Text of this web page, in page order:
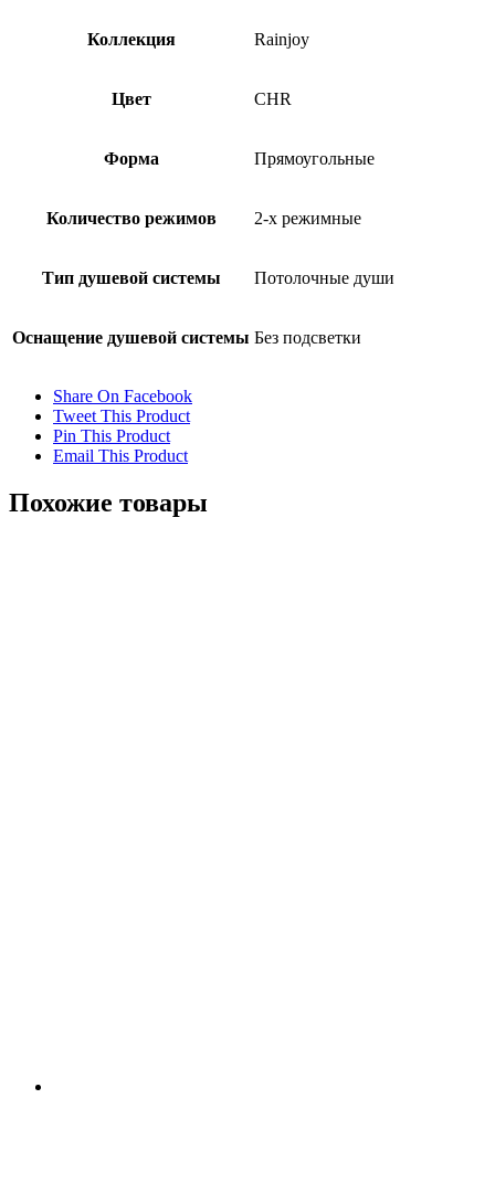
Коллекция Rainjoy
Цвет CHR
Форма Прямоугольные
Количество режимов 2-х режимные
Тип душевой системы Потолочные души
Оснащение душевой системы Без подсветки
Share On Facebook
Tweet This Product
Pin This Product
Email This Product
Похожие товары